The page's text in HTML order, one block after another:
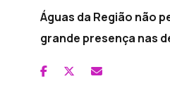
Águas da Região não
grande presença nas